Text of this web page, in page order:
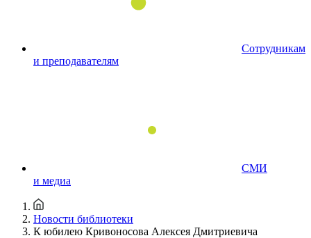
Сотрудникам
и преподавателям
СМИ
и медиа
Новости библиотеки
К юбилею Кривоносова Алексея Дмитриевича